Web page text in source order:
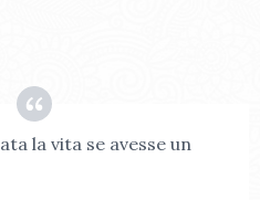
la vita se avesse un